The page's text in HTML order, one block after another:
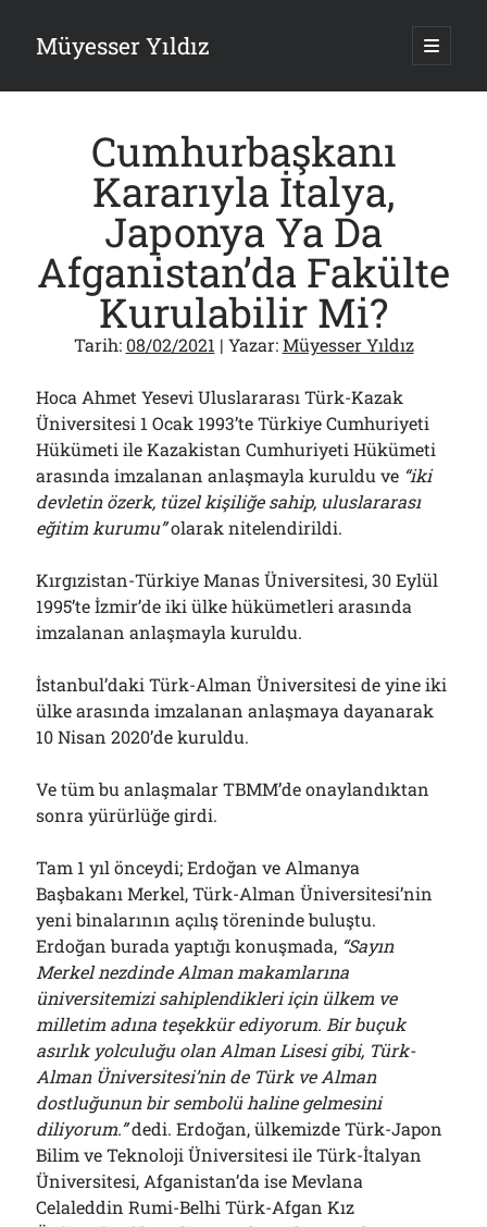
Müyesser Yıldız ana
Yan
Menü
Son Yazılar
Türkiye 2.0’a Gidiş!..
05/08/2026
15 Temmuz Soruları… Nasuh Mahruki’nin “Suçu”!..
03/08/2026
Teröristlere G……yle Güldürdünüz”
01/08/2026
Papazın “Komutanı” Ayasofya ve Patrikhane İçin ABD’yi Göreve
Çağırdı!..
31/07/2026
Bölmediğiniz Bir O Kalmıştı!..
29/07/2026
Arşivler
Arşivler
Cumhurbaşkanı
Kararıyla İtalya,
Japonya Ya Da
Afganistan’da Fakülte
Kurulabilir Mi?
Tarih: 08/02/2021 | Yazar:Müyesser Yıldız
Hoca Ahmet Yesevi Uluslararası Türk-Kazak
Üniversitesi 1 Ocak 1993’te Türkiye Cumhuriyeti
Hükümeti ile Kazakistan Cumhuriyeti Hükümeti
arasında imzalanan anlaşmayla kuruldu ve “iki
devletin özerk, tüzel kişiliğe sahip, uluslararası
eğitim kurumu”olarak nitelendirildi.
Kırgızistan-Türkiye Manas Üniversitesi, 30 Eylül
1995’te İzmir’de iki ülke hükümetleri arasında
imzalanan anlaşmayla kuruldu.
İstanbul’daki Türk-Alman Üniversitesi de yine iki
ülke arasında imzalanan anlaşmaya dayanarak
10 Nisan 2020’de kuruldu.
Ve tüm bu anlaşmalar TBMM’de onaylandıktan
sonra yürürlüğe girdi.
Tam 1 yıl önceydi; Erdoğan ve Almanya
Başbakanı Merkel, Türk-Alman Üniversitesi’nin
yeni binalarının açılış töreninde buluştu.
Erdoğan burada yaptığı konuşmada, “Sayın
Merkel nezdinde Alman makamlarına
üniversitemizi sahiplendikleri için ülkem ve
milletim adına teşekkür ediyorum. Bir buçuk
asırlık yolculuğu olan Alman Lisesi gibi, Türk-
Alman Üniversitesi’nin de Türk ve Alman
dostluğunun bir sembolü haline gelmesini
diliyorum.”dedi. Erdoğan, ülkemizde Türk-Japon
Bilim ve Teknoloji Üniversitesi ile Türk-İtalyan
Üniversitesi, Afganistan’da ise Mevlana
Celaleddin Rumi-Belhi Türk-Afgan Kız